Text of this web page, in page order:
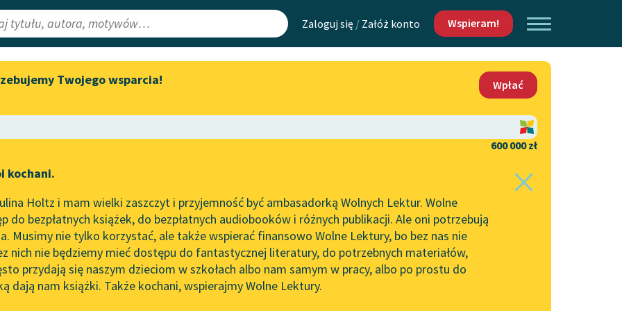
Zaloguj się / Załóż konto Wspieram!
Lektury
redakcyjne
Aktualności
„Prokurator Alicja Horn” do
literatury skandynawskiej
Spotkanie z Katarzyną Tunkiel
w Oslo
102. lata temu zmarł Joseph
Conrad
Mapa Wolnych Lektur
Leśmianator
API
OAI-PMH
Widget Wolnych Lektur
Kontakt
O projekcie
Zasady wykorzystania
Wolnych Lektur
Logotypy
Materiały promocyjne
Twojego wsparcia!
Wpłać
600 000 zł
kochani.
Holtz i mam wielki zaszczyt i przyjemność być ambasadorką Wolnych Lektur. Wolne
do bezpłatnych książek, do bezpłatnych audiobooków i różnych publikacji. Ale oni potrzebują
Musimy nie tylko korzystać, ale także wspierać finansowo Wolne Lektury, bo bez nas nie
nich nie będziemy mieć dostępu do fantastycznej literatury, do potrzebnych materiałów,
przydają się naszym dzieciom w szkołach albo nam samym w pracy, albo po prostu do
dają nam książki. Także kochani, wspierajmy Wolne Lektury.
✖ Opowiadanie✖ Sortuj: